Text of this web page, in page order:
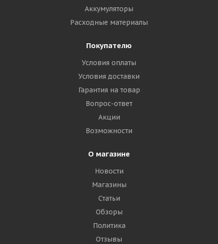
Аккумуляторы
Расходные материалы
Покупателю
Условия оплаты
Условия доставки
Гарантия на товар
Вопрос-ответ
Акции
Возможности
О магазине
Новости
Магазины
Статьи
Обзоры
Политика
Отзывы